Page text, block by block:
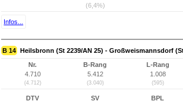
(6,4%)
Infos...
B 14 Heilsbronn (St 2239/AN 25) - Großweismannsdorf
Nr.
4.710
(4.712)
B-Rang
5.412
(3.040)
L-Rang
1.008
(595)
DTV
SV
BPL